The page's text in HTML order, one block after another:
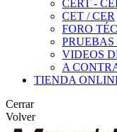
CERT -
CET / CER
FORO
VIDEOS
A
TIENDA
Cerrar
Volver